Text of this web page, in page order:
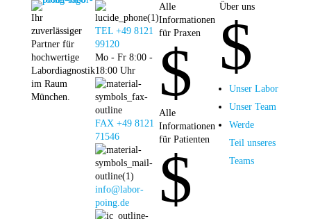
Ihr
zuverlässiger
Partner für
hochwertige
Labordiagnostik
im Raum
München.
TEL +49 8121
99120
Mo - Fr 8:00 -
18:00 Uhr
FAX +49 8121
71546
info@labor-
poing.de
Alle
Informationen
für Praxen
$
Alle
Informationen
für Patienten
$
Über uns
$
Unser Labor
Unser Team
Werde
Teil unseres
Teams